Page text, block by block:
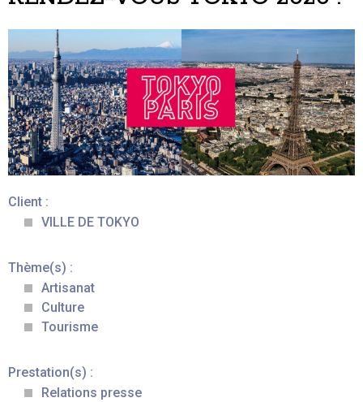
Client :
VILLE DE TOKYO
Thème(s) :
Artisanat
Culture
Tourisme
Prestation(s) :
Relations presse